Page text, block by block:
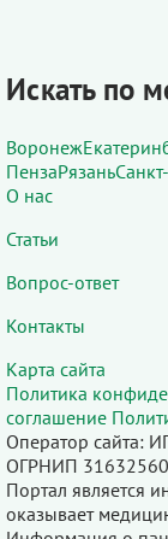
Искать по
Воронеж
ПензаРязань
О нас
Статьи
Вопрос-ответ
Контакты
Карта сайта
Политика
соглашение
Оператор сайта:
ОГРНИП
Портал является
оказывает